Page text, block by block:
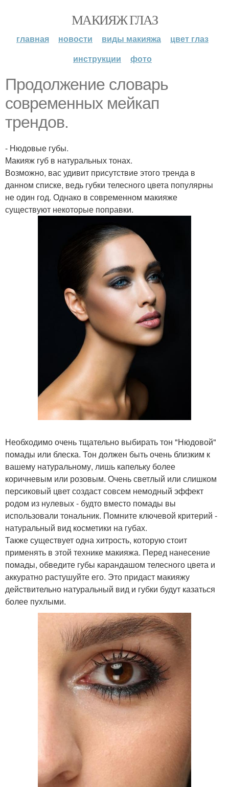
МАКИЯЖ ГЛАЗ
главная новости виды макияжа
цвет глаз
инструкции
фото
Продолжение словарь
современных мейкап
трендов.
- Нюдовые губы.
Макияж губ в натуральных тонах.
Возможно, вас удивит присутствие этого тренда в
данном списке, ведь губки телесного цвета популярны
не один год. Однако в современном макияже
существуют некоторые поправки.
Необходимо очень тщательно выбирать тон "Нюдовой"
помады или блеска. Тон должен быть очень близким к
вашему натуральному, лишь капельку более
коричневым или розовым. Очень светлый или слишком
персиковый цвет создаст совсем немодный эффект
родом из нулевых - будто вместо помады вы
использовали тональник. Помните ключевой критерий -
натуральный вид косметики на губах.
Также существует одна хитрость, которую стоит
применять в этой технике макияжа. Перед нанесение
помады, обведите губы карандашом телесного цвета и
аккуратно растушуйте его. Это придаст макияжу
действительно натуральный вид и губки будут казаться
более пухлыми.